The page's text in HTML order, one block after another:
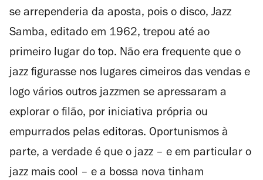
se arrependeria da aposta, pois o disco, Jazz
Samba, editado em 1962, trepou até ao
primeiro lugar do top. Não era frequente que o
jazz figurasse nos lugares cimeiros das vendas e
logo vários outros jazzmen se apressaram a
explorar o filão, por iniciativa própria ou
empurrados pelas editoras. Oportunismos à
parte, a verdade é que o jazz – e em particular o
jazz mais cool – e a bossa nova tinham